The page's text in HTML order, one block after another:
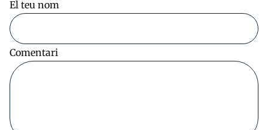
El teu nom
Comentari